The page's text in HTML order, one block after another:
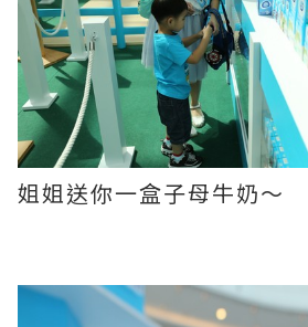
姐姐送你一盒子母牛奶～